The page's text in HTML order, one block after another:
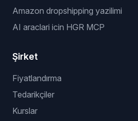
Amazon dropshipping yazilimi
AI araclari icin HGR MCP
Şirket
Fiyatlandırma
Tedarikçiler
Kurslar